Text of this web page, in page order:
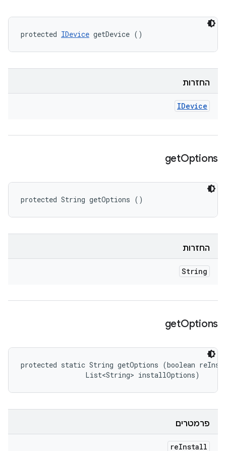
protected IDevice getDevice ()
החזרות
IDevice
getOptions
protected String getOptions ()
החזרות
String
getOptions
protected static String getOptions (boolean
                List<String> installOptions)
פרמטרים
reInstall